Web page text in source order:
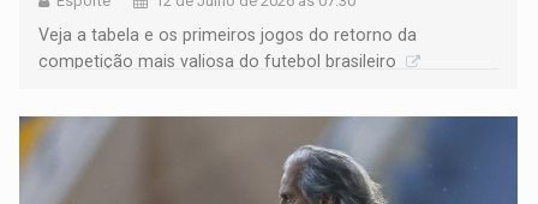
Veja a tabela e os primeiros jogos do retorno da
competição mais valiosa do futebol brasileiro